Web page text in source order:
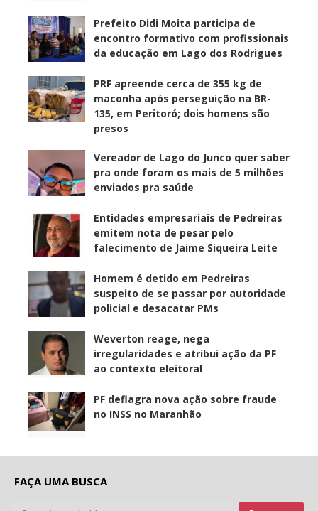
Prefeito Didi Moita participa de
encontro formativo com profissionais
da educação em Lago dos Rodrigues
PRF apreende cerca de 355 kg de
maconha após perseguição na BR-
135, em Peritoró; dois homens são
presos
Vereador de Lago do Junco quer saber
pra onde foram os mais de 5 milhões
enviados pra saúde
Entidades empresariais de Pedreiras
emitem nota de pesar pelo
falecimento de Jaime Siqueira Leite
Homem é detido em Pedreiras
suspeito de se passar por autoridade
policial e desacatar PMs
Weverton reage, nega
irregularidades e atribui ação da PF
ao contexto eleitoral
PF deflagra nova ação sobre fraude
no INSS no Maranhão
FAÇA UMA BUSCA